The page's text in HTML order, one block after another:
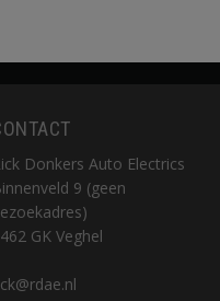
Donkers Auto Electrics
9 (geen
GK Veghel